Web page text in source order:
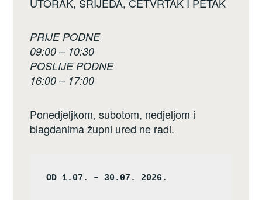
PRIJE PODNE
09:00 – 10:30
POSLIJE PODNE
16:00 – 17:00
Ponedjeljkom, subotom, nedjeljom i
blagdanima župni ured ne radi.
OD 1.07. – 30.07. 2026.